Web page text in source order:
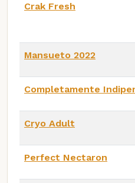
Crak Fresh
Mansueto 2022
Completamente
Cryo Adult
Perfect Nectaron